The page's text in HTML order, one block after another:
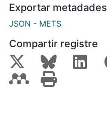
Exportar metadades
JSON - METS
Compartir registre